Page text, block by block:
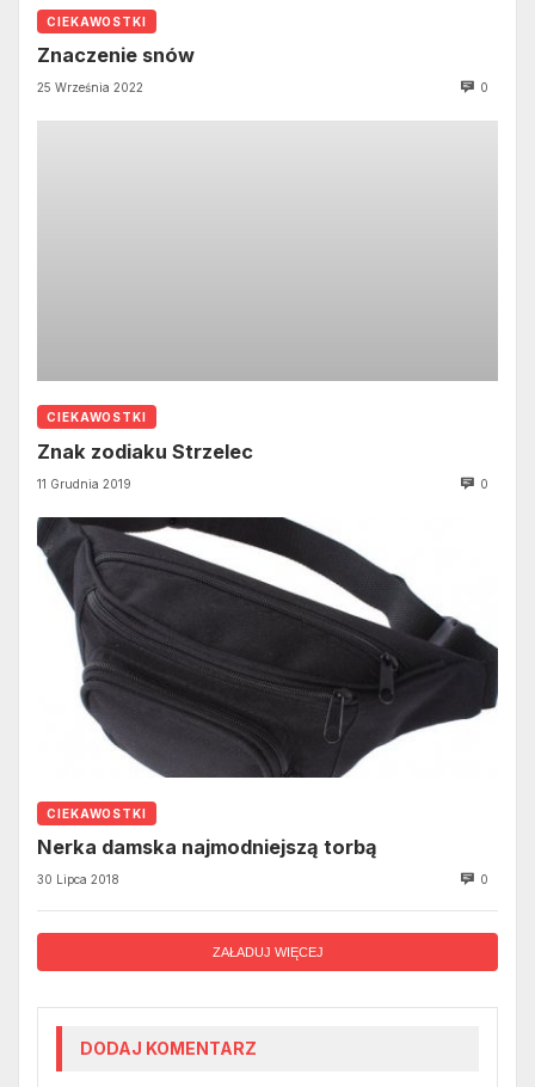
CIEKAWOSTKI
Znaczenie snów
25 Września 2022 0
CIEKAWOSTKI
Znak zodiaku Strzelec
11 Grudnia 2019 0
CIEKAWOSTKI
Nerka damska najmodniejszą torbą
30 Lipca 2018 0
ZAŁADUJ WIĘCEJ
DODAJ KOMENTARZ